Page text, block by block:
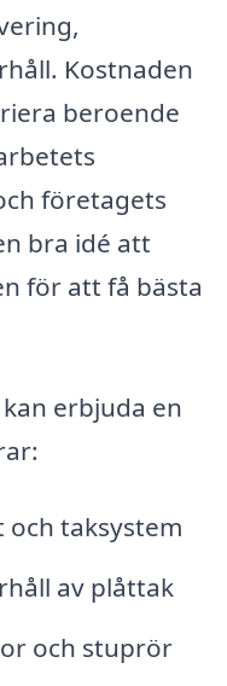
Kostnaden
beroende
företagets
bra idé att
för att få bästa
erbjuda en
taksystem
av plåttak
och stuprör